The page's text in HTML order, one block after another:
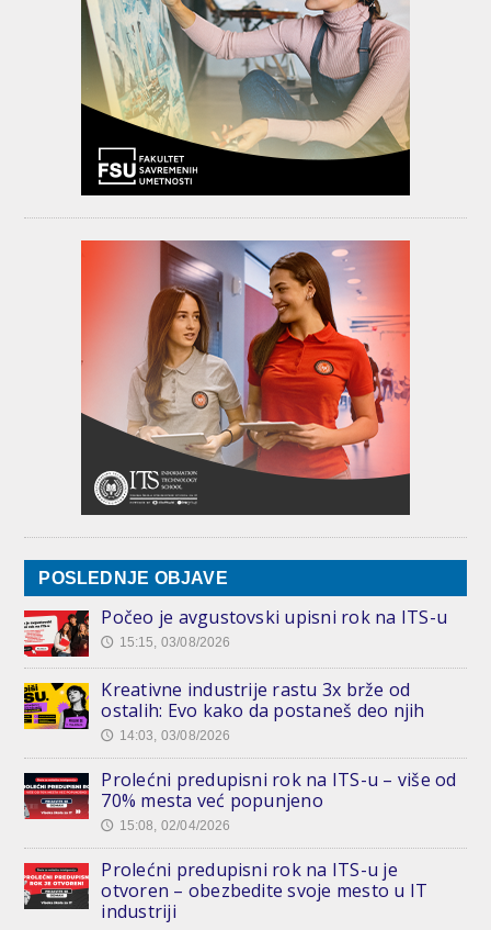
POSLEDNJE OBJAVE
Počeo je avgustovski upisni rok na ITS-u
🕔 15:15, 03/08/2026
Kreativne industrije rastu 3x brže od
ostalih: Evo kako da postaneš deo njih
🕔 14:03, 03/08/2026
Prolećni predupisni rok na ITS-u – više od
70% mesta već popunjeno
🕔 15:08, 02/04/2026
Prolećni predupisni rok na ITS-u je
otvoren – obezbedite svoje mesto u IT
industriji